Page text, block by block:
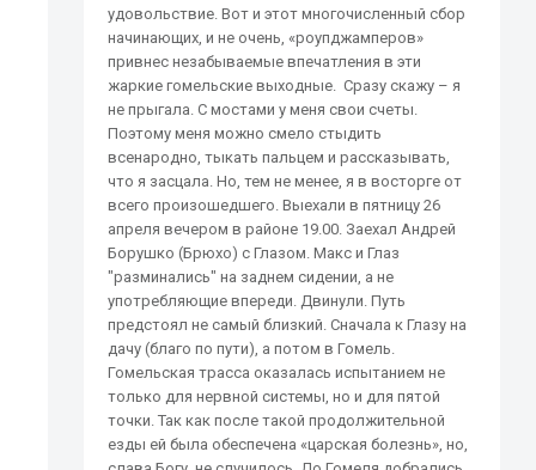
удовольствие. Вот и этот многочисленный сбор
начинающих, и не очень, «роупджамперов»
привнес незабываемые впечатления в эти
жаркие гомельские выходные. Сразу скажу – я
не прыгала. С мостами у меня свои счеты.
Поэтому меня можно смело стыдить
всенародно, тыкать пальцем и рассказывать,
что я засцала. Но, тем не менее, я в восторге от
всего произошедшего. Выехали в пятницу 26
апреля вечером в районе 19.00. Заехал Андрей
Борушко (Брюхо) с Глазом. Макс и Глаз
"разминались" на заднем сидении, а не
употребляющие впереди. Двинули. Путь
предстоял не самый близкий. Сначала к Глазу на
дачу (благо по пути), а потом в Гомель.
Гомельская трасса оказалась испытанием не
только для нервной системы, но и для пятой
точки. Так как после такой продолжительной
езды ей была обеспечена «царская болезнь», но,